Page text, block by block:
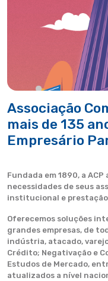
Associação
mais de 135
Empresário
Fundada em 1890, a
necessidades de seus
institucional e prestação
Oferecemos soluções
grandes empresas, de
indústria, atacado,
Crédito; Negativação e
Estudos de Mercado,
atualizados a nível